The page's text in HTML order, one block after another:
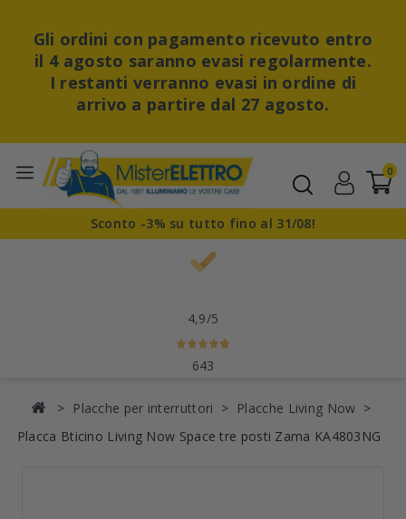
Gli ordini con pagamento ricevuto entro
il 4 agosto saranno evasi regolarmente.
I restanti verranno evasi in ordine di
arrivo a partire dal 27 agosto.
0
Sconto -3% su tutto fino al 31/08!
4,9/5
643
Placche per interruttori
Placche Living Now
Placca Bticino Living Now Space tre posti Zama KA4803NG